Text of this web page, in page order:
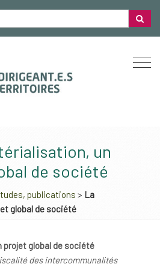
un
de société
publications > La
global de société
global de société
des intercommunalités